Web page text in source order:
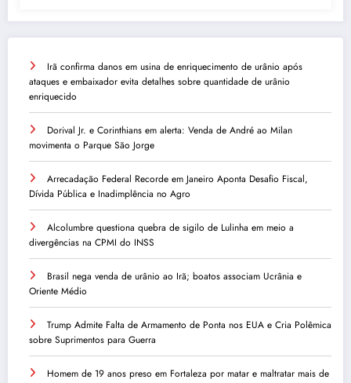
Irã confirma danos em usina de enriquecimento de urânio após
ataques e embaixador evita detalhes sobre quantidade de urânio
enriquecido
Dorival Jr. e Corinthians em alerta: Venda de André ao Milan
movimenta o Parque São Jorge
Arrecadação Federal Recorde em Janeiro Aponta Desafio Fiscal,
Dívida Pública e Inadimplência no Agro
Alcolumbre questiona quebra de sigilo de Lulinha em meio a
divergências na CPMI do INSS
Brasil nega venda de urânio ao Irã; boatos associam Ucrânia e
Oriente Médio
Trump Admite Falta de Armamento de Ponta nos EUA e Cria Polêmica
sobre Suprimentos para Guerra
Homem de 19 anos preso em Fortaleza por matar e maltratar mais de